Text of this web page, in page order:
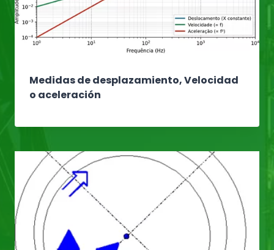
Medidas de desplazamiento, Velocidad
o aceleración